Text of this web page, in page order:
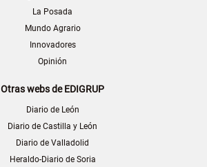
La Posada
Mundo Agrario
Innovadores
Opinión
Otras webs de EDIGRUP
Diario de León
Diario de Castilla y León
Diario de Valladolid
Heraldo-Diario de Soria